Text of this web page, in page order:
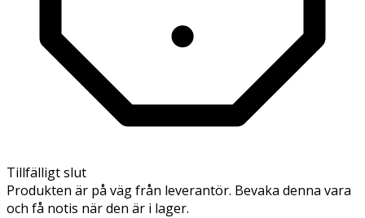
Tillfälligt slut
Produkten är på väg från leverantör. Bevaka denna vara
och få notis när den är i lager.